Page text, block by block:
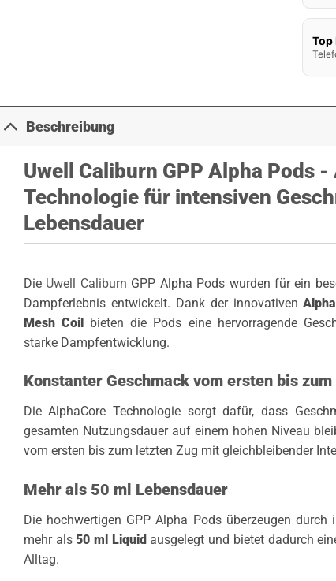
Top
Beschreibung
Uwell Caliburn GPP Alpha Pods -
Technologie für intensiven
Lebensdauer
Die Uwell Caliburn GPP Alpha Pods wurden für ein
Dampferlebnis entwickelt. Dank der innovativen
Mesh Coilbieten die Pods eine hervorragende
starke Dampfentwicklung.
Konstanter Geschmack vom ersten bis
Die AlphaCore Technologie sorgt dafür, dass
gesamten Nutzungsdauer auf einem hohen Niveau
vom ersten bis zum letzten Zug mit gleichbleibender
Mehr als 50 ml Lebensdauer
Die hochwertigen GPP Alpha Pods überzeugen
mehr als50 ml Liquid ausgelegt und bietet dadurch
Alltag.